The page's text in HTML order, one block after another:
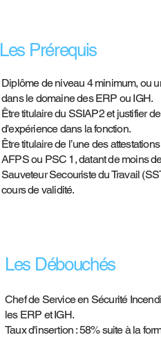
Les Prérequis
Diplôme de niveau 4 minimum, ou
dans le domaine des ERP ou IGH.
Être titulaire du SSIAP2 et justifier
d'expérience dans la fonction.
Être titulaire de l’une des
AFPS ou PSC 1, datant de moins
Sauveteur Secouriste du Travail
cours de validité.
Les Débouchés
Chef de Service en Sécurité
les ERP et IGH.
Taux d'insertion : 58% suite à la